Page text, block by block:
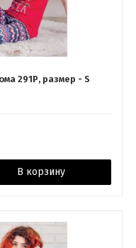
291Р, размер - S
В корзину